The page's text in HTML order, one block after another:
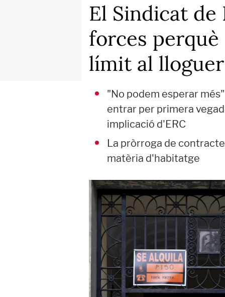
El Sindicat de
forces perquè
límit al
"No podem esperar
entrar per primera
implicació d'ERC
La pròrroga de
matèria d'habitatge